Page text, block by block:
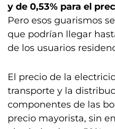
y de 0,53% para el
Pero esos guarismos
que podrían llegar
de los usuarios
El precio de la
transporte y la
componentes de las
precio mayorista, sin